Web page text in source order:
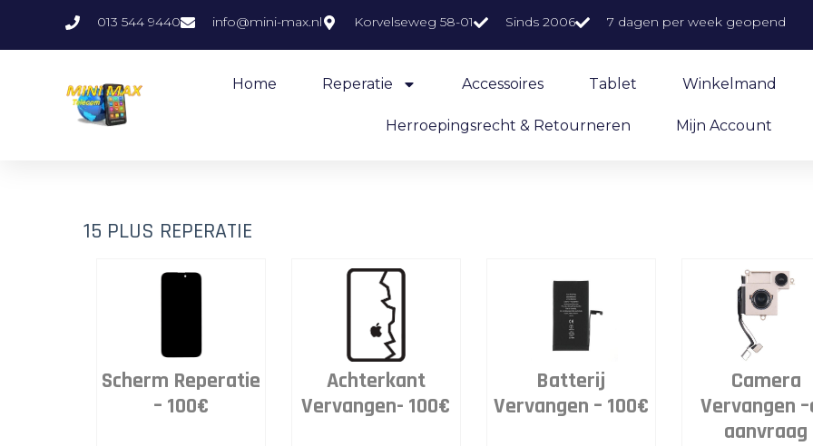
013 544 9440 info@mini-max.nl Korvelseweg 58-01 Sinds 2006 7 dagen per week geopend
Home Reperatie Accessoires Tablet Winkelmand
Herroepingsrecht & Retourneren Mijn Account
15 PLUS REPERATIE
Scherm Reperatie
– 100€
Achterkant
Vervangen- 100€
Batterij
Vervangen – 100€
Camera
Vervangen –
aanvraag